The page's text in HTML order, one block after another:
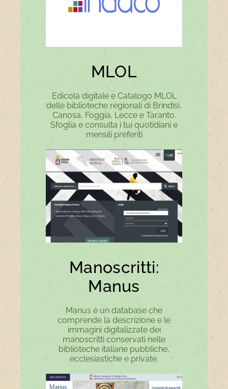
MLOL
Edicola digitale e Catalogo MLOL
delle biblioteche regionali di Brindisi,
Canosa, Foggia, Lecce e Taranto.
Sfoglia e consulta i tui quotidiani e
mensili preferiti
Manoscritti:
Manus
Manus è un database che
comprende la descrizione e le
immagini digitalizzate dei
manoscritti conservati nelle
biblioteche italiane pubbliche,
ecclesiastiche e private.